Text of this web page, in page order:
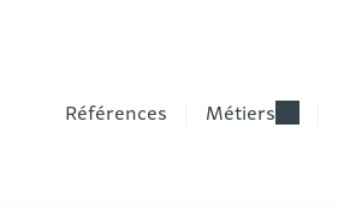
Références Métiers